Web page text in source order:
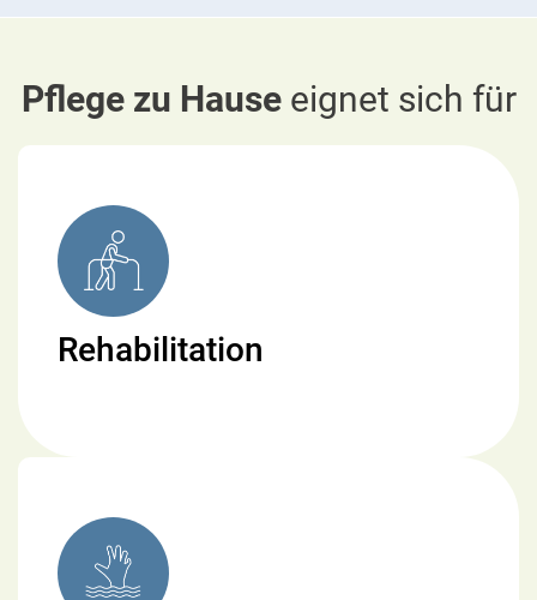
Pflege zu Hauseeignet sich für
Rehabilitation